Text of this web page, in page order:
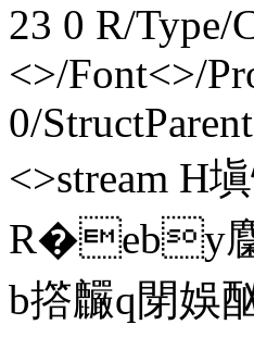
23 0 R/Type/
<>/Font<>/
0/
<>stream
R�eby麕
b撘麣q